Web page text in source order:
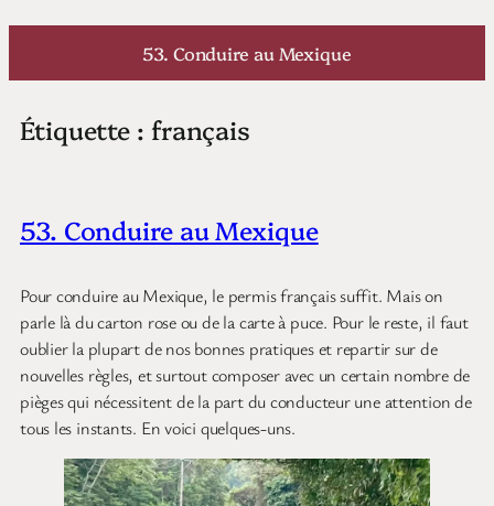
Aller
53. Conduire au Mexique
Étiquette : français
53. Conduire au Mexique
Pour conduire au Mexique, le permis français suffit. Mais on
parle là du carton rose ou de la carte à puce. Pour le reste, il faut
oublier la plupart de nos bonnes pratiques et repartir sur de
nouvelles règles, et surtout composer avec un certain nombre de
pièges qui nécessitent de la part du conducteur une attention de
tous les instants. En voici quelques-uns.